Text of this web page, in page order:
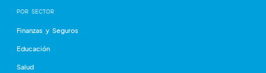
POR SECTOR
Finanzas y Seguros
Educación
Salud